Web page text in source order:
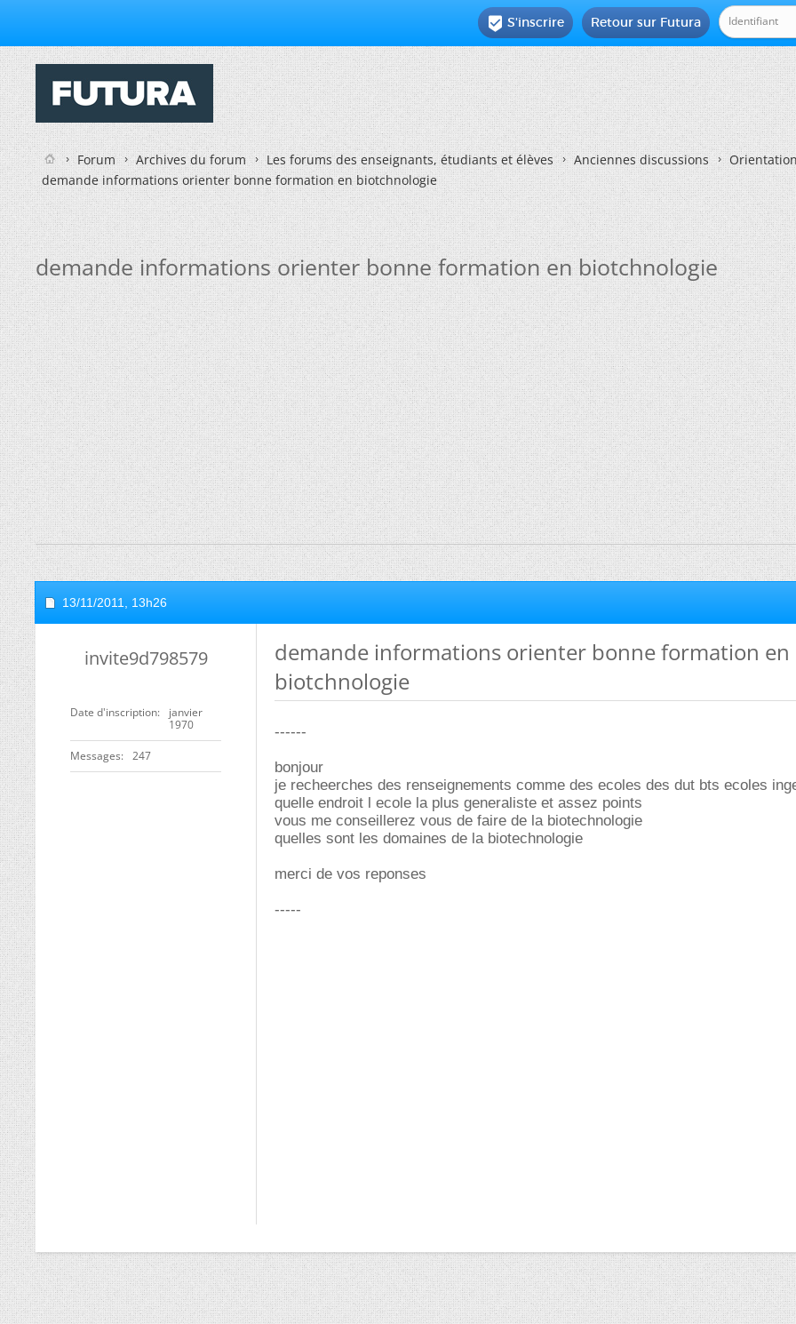
Retour sur Futura
 S'inscrire
Forum Archives du forum Les forums des enseignants, étudiants et élèves Anciennes discussions
demande informations orienter bonne formation en biotchnologie
demande informations orienter bonne formation en biotchnologie
13/11/2011, 13h26
invite9d798579
Date d'inscription
janvier
1970
Messages 247
demande informations orienter bonne formation en
biotchnologie
------
bonjour
je recheerches des renseignements comme des ecoles des dut bts ecoles
quelle endroit l ecole la plus generaliste et assez points
vous me conseillerez vous de faire de la biotechnologie
quelles sont les domaines de la biotechnologie
merci de vos reponses
-----